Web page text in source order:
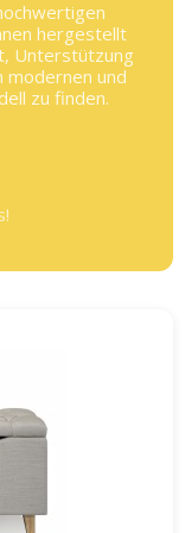
hergestellt
Unterstützung
modernen und
zu finden.